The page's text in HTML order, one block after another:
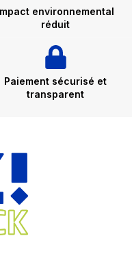
environnemental
réduit
Paiement sécurisé et
transparent